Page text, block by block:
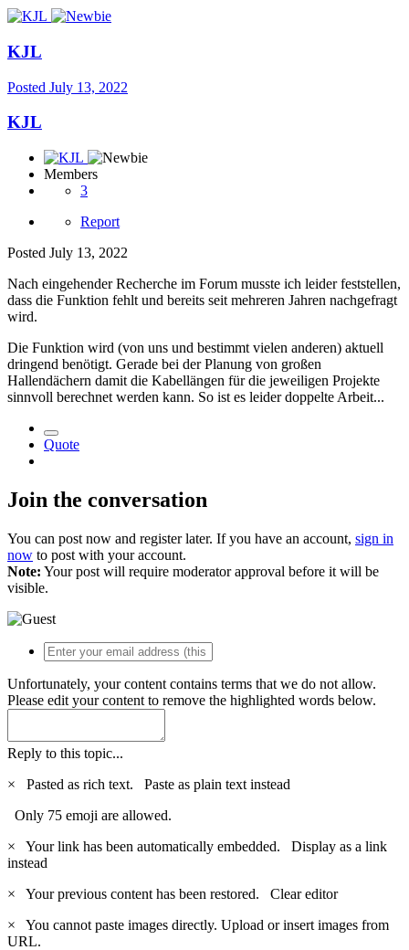
KJL
Posted July 13, 2022
KJL
Members
3
Report
Posted July 13, 2022
Nach eingehender Recherche im Forum musste ich leider feststellen,
dass die Funktion fehlt und bereits seit mehreren Jahren nachgefragt
wird.
Die Funktion wird (von uns und bestimmt vielen anderen) aktuell
dringend benötigt. Gerade bei der Planung von großen
Hallendächern damit die Kabellängen für die jeweiligen Projekte
sinnvoll berechnet werden kann. So ist es leider doppelte Arbeit...
Quote
Join the conversation
You can post now and register later. If you have an account, sign in
now to post with your account.
Note: Your post will require moderator approval before it will be
visible.
Unfortunately, your content contains terms that we do not allow.
Please edit your content to remove the highlighted words below.
Reply to this topic...
×
Pasted as rich text. Paste as plain text instead
Only 75 emoji are allowed.
×
Your link has been automatically embedded. Display as a link
instead
×
Your previous content has been restored. Clear editor
×
You cannot paste images directly. Upload or insert images from
URL.